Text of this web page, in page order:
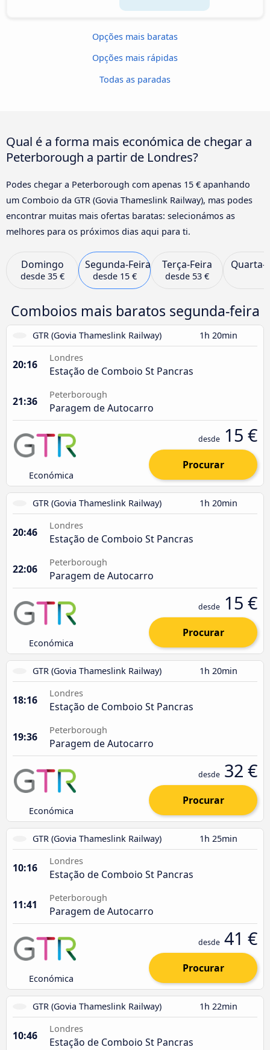
Opções mais baratas
Opções mais rápidas
Todas as paradas
Qual é a forma mais económica de chegar a
Peterborough a partir de Londres?
Podes chegar a Peterborough com apenas 15 € apanhando
um Comboio da GTR (Govia Thameslink Railway), mas podes
encontrar muitas mais ofertas baratas: selecionámos as
melhores para os próximos dias aqui para ti.
Domingo
desde 35 €
Segunda-Feira
desde 15 €
Terça-Feira
desde 53 €
Quarta-
Comboios mais baratos segunda-feira
GTR (Govia Thameslink Railway) 1h 20min
20:16
Londres
Estação de Comboio St Pancras
21:36
Peterborough
Paragem de Autocarro
Económica
desde 15 €
Procurar
GTR (Govia Thameslink Railway) 1h 20min
20:46
Londres
Estação de Comboio St Pancras
22:06
Peterborough
Paragem de Autocarro
Económica
desde 15 €
Procurar
GTR (Govia Thameslink Railway) 1h 20min
18:16
Londres
Estação de Comboio St Pancras
19:36
Peterborough
Paragem de Autocarro
Económica
desde 32 €
Procurar
GTR (Govia Thameslink Railway) 1h 25min
10:16
Londres
Estação de Comboio St Pancras
11:41
Peterborough
Paragem de Autocarro
Económica
desde 41 €
Procurar
GTR (Govia Thameslink Railway) 1h 22min
10:46
Londres
Estação de Comboio St Pancras